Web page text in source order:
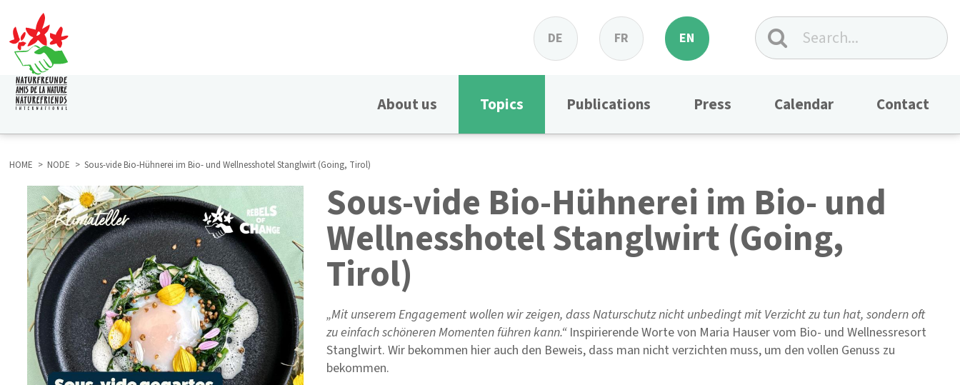
main
content
DE FR EN
HAUPTNAVIGATION About us Topics Publications Press Calendar Contact
BREADCRUMB
HOME NODE Sous-vide Bio-Hühnerei im Bio- und Wellnesshotel Stanglwirt (Going, Tirol)
Sous-vide Bio-Hühnerei im Bio- und
Wellnesshotel Stanglwirt (Going,
Tirol)
„Mit unserem Engagement wollen wir zeigen, dass Naturschutz nicht unbedingt mit Verzicht zu tun hat, sondern oft
zu einfach schöneren Momenten führen kann.“ Inspirierende Worte von Maria Hauser vom Bio- und Wellnessresort
Stanglwirt. Wir bekommen hier auch den Beweis, dass man nicht verzichten muss, um den vollen Genuss zu
bekommen.